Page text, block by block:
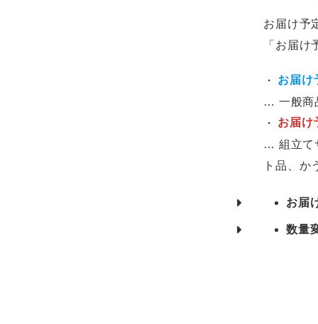
お届け予
「お届
・
お届け
… 一般商
・
お届け
… 組立て
ト品、か
お届
数量